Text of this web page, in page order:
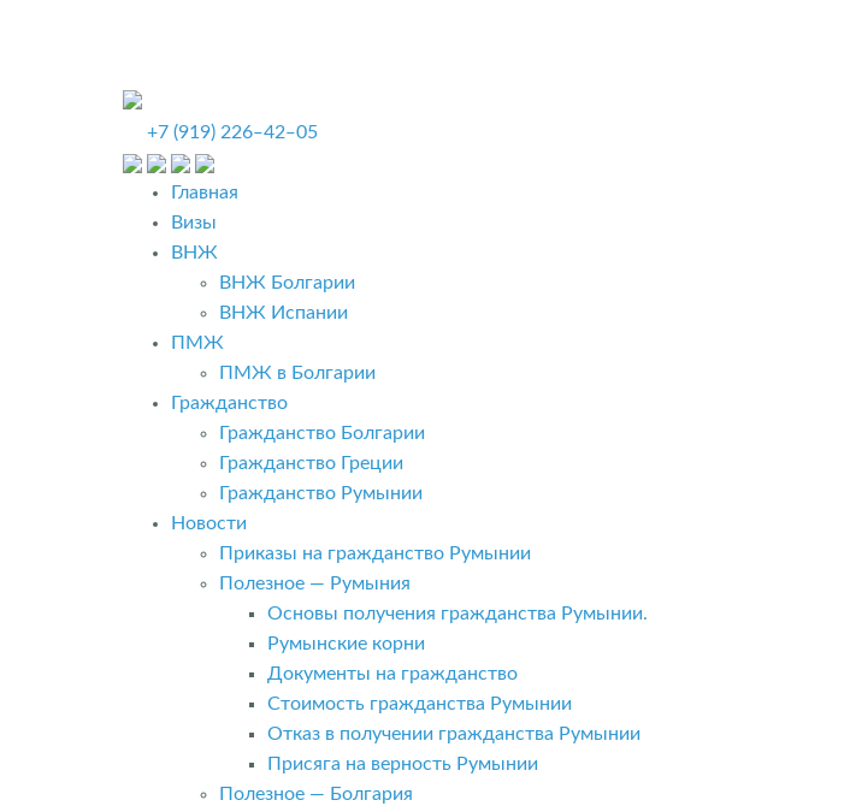
+7 (919) 226‒42‒05
Главная
Визы
ВНЖ
ВНЖ Болгарии
ВНЖ Испании
ПМЖ
ПМЖ в Болгарии
Гражданство
Гражданство Болгарии
Гражданство Греции
Гражданство Румынии
Новости
Приказы на гражданство Румынии
Полезное — Румыния
Основы получения гражданства Румынии.
Румынские корни
Документы на гражданство
Стоимость гражданства Румынии
Отказ в получении гражданства Румынии
Присяга на верность Румынии
Полезное — Болгария